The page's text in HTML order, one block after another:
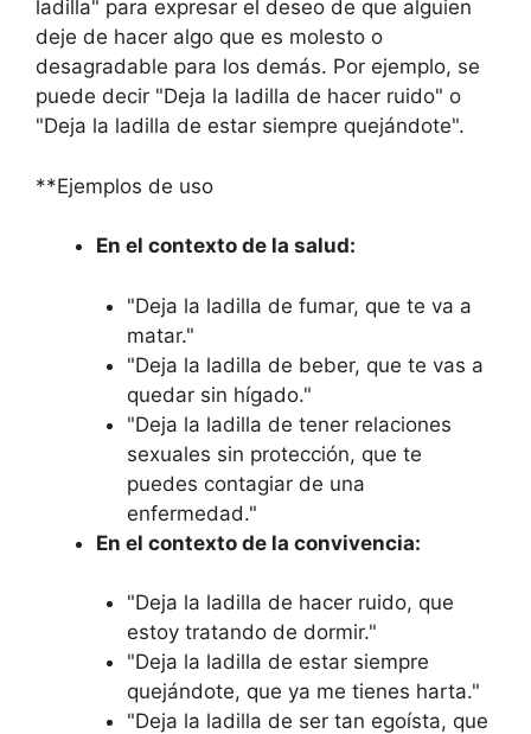
ladilla" para expresar el deseo de que alguien
deje de hacer algo que es molesto o
desagradable para los demás. Por ejemplo, se
puede decir "Deja la ladilla de hacer ruido" o
"Deja la ladilla de estar siempre quejándote".
**Ejemplos de uso
En el contexto de la salud:
"Deja la ladilla de fumar, que te va a
matar."
"Deja la ladilla de beber, que te vas a
quedar sin hígado."
"Deja la ladilla de tener relaciones
sexuales sin protección, que te
puedes contagiar de una
enfermedad."
En el contexto de la convivencia:
"Deja la ladilla de hacer ruido, que
estoy tratando de dormir."
"Deja la ladilla de estar siempre
quejándote, que ya me tienes harta."
"Deja la ladilla de ser tan egoísta, que